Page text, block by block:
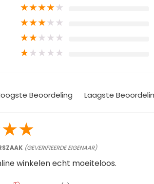
★★★★★
★★★★★
★★★★★
★★★★★
Beoordeling Laagste
★★
(GEVERIFIEERDE EIGENAAR)
winkelen echt moeiteloos.